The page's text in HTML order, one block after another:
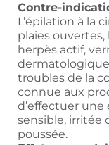
Contre-
L’épilation à la
plaies
herpès actif,
troubles de la
connue aux
d’effectuer
sensible, irritée
poussée.